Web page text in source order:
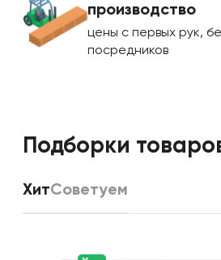
производство
цены с первых рук,
посредников
Подборки
ХитСоветуем